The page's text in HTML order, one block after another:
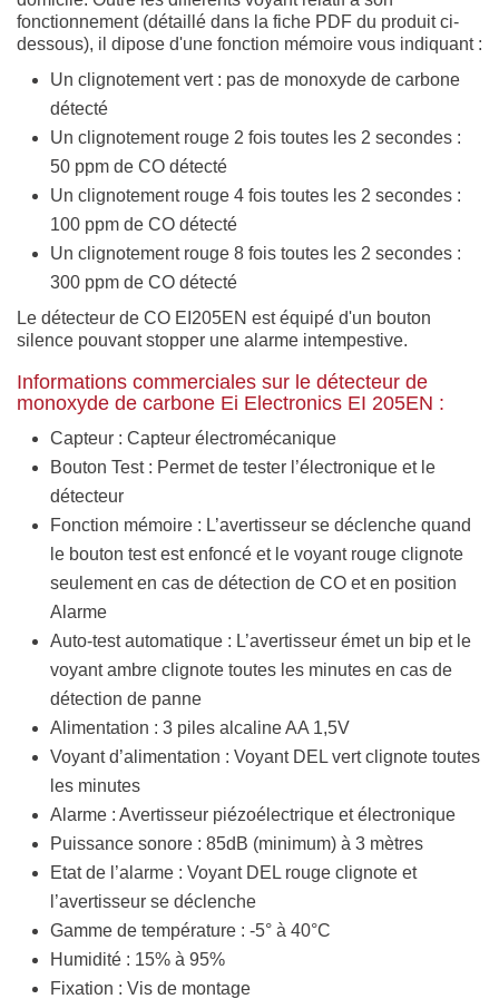
fonctionnement (détaillé dans la fiche PDF du produit ci-
dessous), il dipose d'une fonction mémoire vous indiquant :
Un clignotement vert : pas de monoxyde de carbone
détecté
Un clignotement rouge 2 fois toutes les 2 secondes :
50 ppm de CO détecté
Un clignotement rouge 4 fois toutes les 2 secondes :
100 ppm de CO détecté
Un clignotement rouge 8 fois toutes les 2 secondes :
300 ppm de CO détecté
Le détecteur de CO EI205EN est équipé d'un bouton
silence pouvant stopper une alarme intempestive.
Informations commerciales sur le détecteur de
monoxyde de carbone Ei Electronics EI 205EN :
Capteur : Capteur électromécanique
Bouton Test : Permet de tester l’électronique et le
détecteur
Fonction mémoire : L’avertisseur se déclenche quand
le bouton test est enfoncé et le voyant rouge clignote
seulement en cas de détection de CO et en position
Alarme
Auto-test automatique : L’avertisseur émet un bip et le
voyant ambre clignote toutes les minutes en cas de
détection de panne
Alimentation : 3 piles alcaline AA 1,5V
Voyant d’alimentation : Voyant DEL vert clignote toutes
les minutes
Alarme : Avertisseur piézoélectrique et électronique
Puissance sonore : 85dB (minimum) à 3 mètres
Etat de l’alarme : Voyant DEL rouge clignote et
l’avertisseur se déclenche
Gamme de température : -5° à 40°C
Humidité : 15% à 95%
Fixation : Vis de montage